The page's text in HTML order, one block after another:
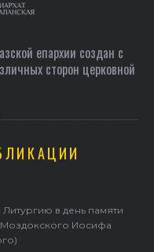
епархии создан c
сторон церковной
в день памяти
Моздокского Иосифа